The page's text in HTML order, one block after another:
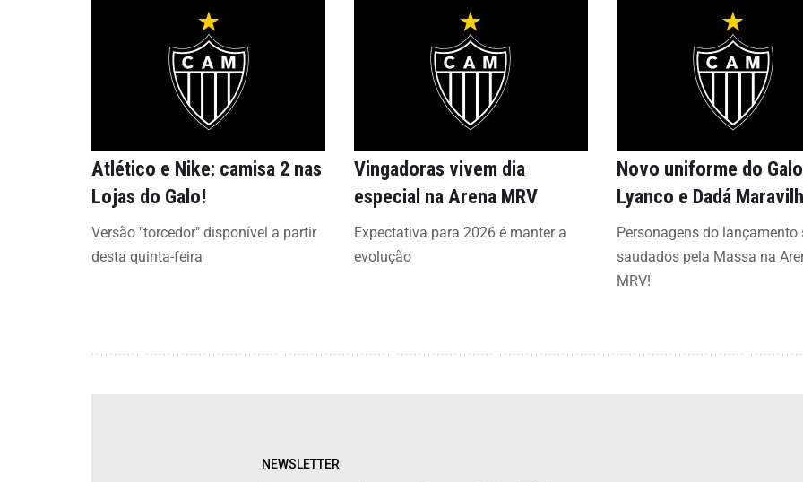
Atlético e Nike: camisa 2 nas
Lojas do Galo!
Versão "torcedor" disponível a partir
desta quinta-feira
Vingadoras vivem dia
especial na Arena MRV
Expectativa para 2026 é manter a
evolução
Novo uniforme do
Lyanco e Dadá
Personagens do lançamento
saudados pela Massa na
MRV!
NEWSLETTER